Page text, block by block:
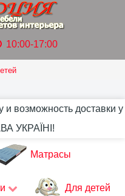
10:00-17:00
и возможность доставки у
УКРАЇНІ!
Матрасы
Для детей